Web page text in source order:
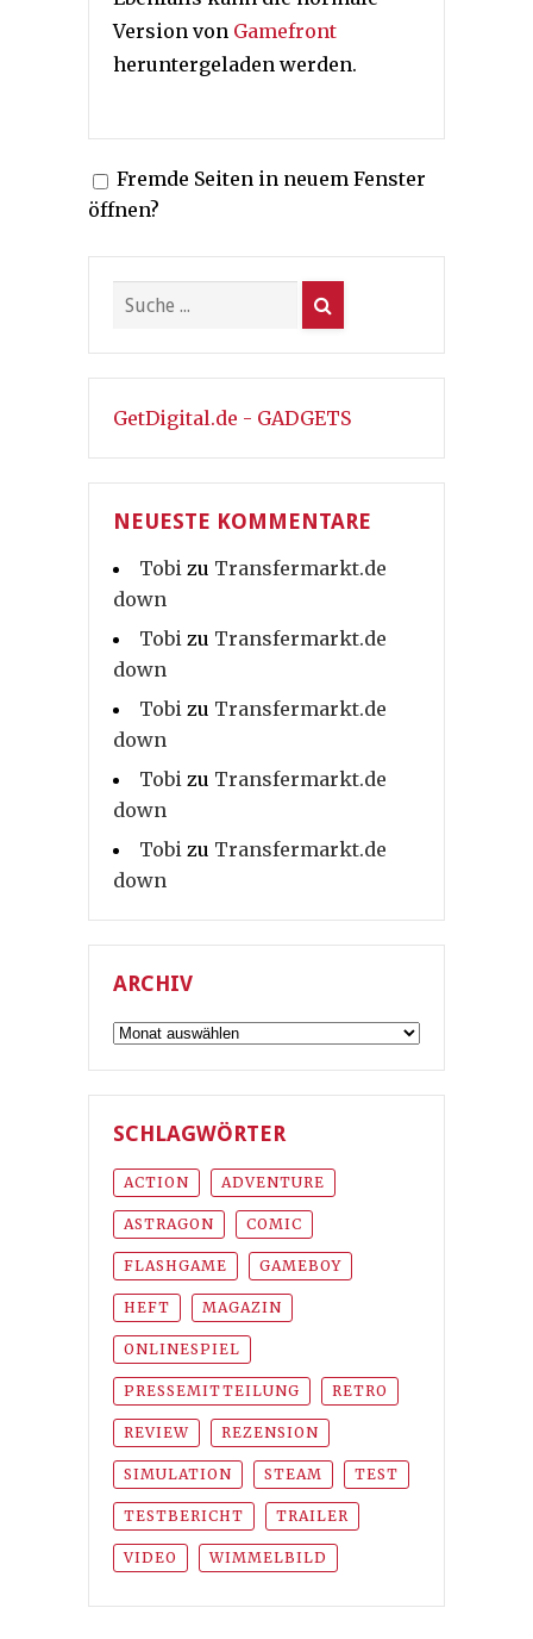
Version von Gamefront
heruntergeladen werden.
Fremde Seiten in neuem Fenster
öffnen?
GetDigital.de - GADGETS
NEUESTE KOMMENTARE
Tobi zu Transfermarkt.de
down
Tobi zu Transfermarkt.de
down
Tobi zu Transfermarkt.de
down
Tobi zu Transfermarkt.de
down
Tobi zu Transfermarkt.de
down
ARCHIV
Archiv
SCHLAGWÖRTER
ACTION ADVENTURE
ASTRAGON COMIC
FLASHGAME GAMEBOY
HEFT MAGAZIN
ONLINESPIEL
PRESSEMITTEILUNG RETRO
REVIEW REZENSION
SIMULATION STEAM TEST
TESTBERICHT TRAILER
VIDEO WIMMELBILD